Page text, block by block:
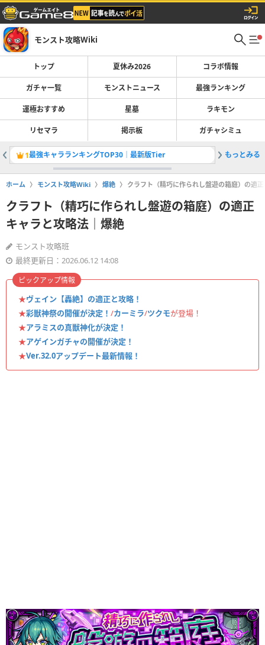
モンスト攻略Wiki
トップ 夏休み2026 コラボ情報
ガチャ一覧 モンストニュース 最強ランキング
運極おすすめ 星墓 ラキモン
リセマラ 掲示板 ガチャシミュ
1最強キャラランキングTOP30｜最新版Tier 2
もっとみる
ホーム モンスト攻略Wiki 爆絶 クラフト（精巧に作られし盤遊の箱庭）の適
クラフト（精巧に作られし盤遊の箱庭）の適正
キャラと攻略法｜爆絶
モンスト攻略班
最終更新日：2026.06.12 14:08
★ヴェイン【轟絶】の適正と攻略！
★彩獣神祭の開催が決定！ /カーミラ/ツクモが登場！
★アラミスの真獣神化が決定！
★アゲインガチャの開催が決定！
★Ver.32.0アップデート最新情報！
ピックアップ情報